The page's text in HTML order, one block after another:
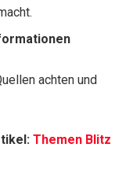
achten und
Themen Blitz